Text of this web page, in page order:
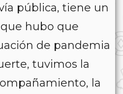
pública, tiene un
hubo que
de pandemia
tuvimos la
la